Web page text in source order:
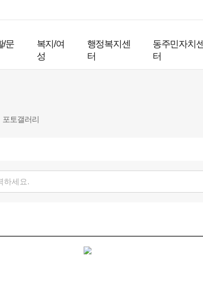
/문
복지/여
성
행정복지센
터
동주민자치센
터
포토갤러리